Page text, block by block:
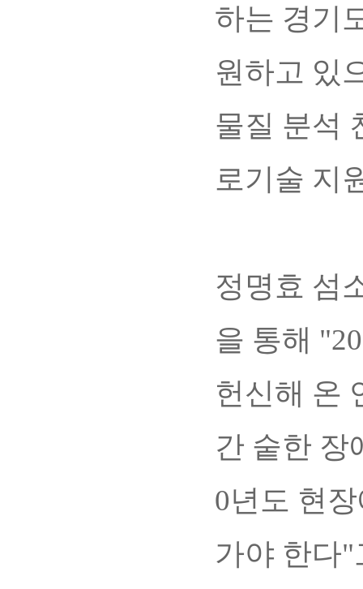
하는 경기
원하고 있
물질 분석
로기술 지
정명효 섬
을 통해
헌신해 온
간 숱한 장
0년도 현
가야 한다